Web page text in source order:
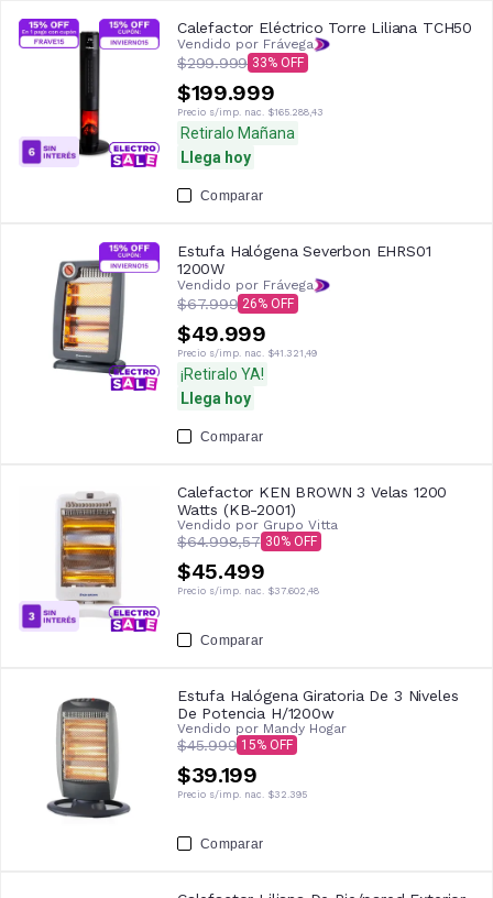
Calefactor Eléctrico Torre Liliana TCH50
Vendido por Frávega
$299.999 33
$199.999
Precio s/imp. nac. $165.288,43
Retiralo Mañana
Llega hoy
Comparar
Estufa Halógena Severbon EHRS01
1200W
Vendido por Frávega
$67.999 26
$49.999
Precio s/imp. nac. $41.321,49
¡Retiralo YA!
Llega hoy
Comparar
Calefactor KEN BROWN 3 Velas 1200
Watts (KB-2001)
Vendido por Grupo Vitta
$64.998,57 30
$45.499
Precio s/imp. nac. $37.602,48
Comparar
Estufa Halógena Giratoria De 3 Niveles
De Potencia H/1200w
Vendido por Mandy Hogar
$45.999 15
$39.199
Precio s/imp. nac. $32.395
Comparar